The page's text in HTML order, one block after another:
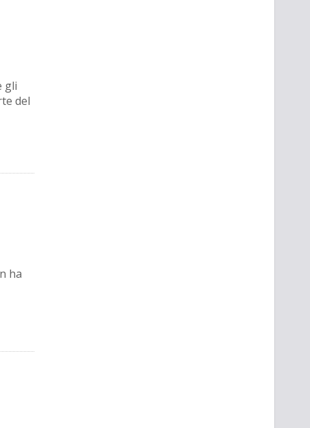
gli
del
ha